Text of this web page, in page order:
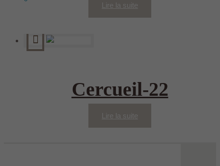
Lire la suite
Cercueil-22
Lire la suite